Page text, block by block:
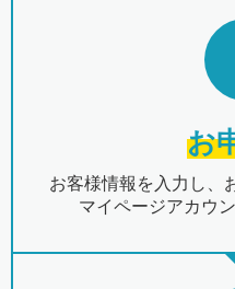
お
お客様情報を入力し、
マイページアカウ